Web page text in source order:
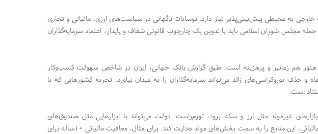
به محیطی پیش‌بینی‌پذیر نیاز دارد. نوسانات ناگهانی در سیاست‌های ارزی، مالیاتی و تجاری
مجلس شورای اسلامی باید با تدوین یک چارچوب قانونی شفاف و پایدار، اعتماد سرمایه‌گذاران
هنوز هم زمانبر و پرهزینه است. طبق گزارش بانک جهانی، ایران در شاخص سهولت کسب‌وکار
ماه و حذف بوروکراسی‌های زائد می‌تواند سرمایه‌گذاران را به میدان بیاورد. تجربه کشور‌هایی که با
غیرمولد مثل ارز و سکه برود، تورم‌زاست. دولت می‌تواند با ابزار‌هایی مثل صندوق‌های
سرمایه‌گذاری تولیدی، اوراق مشارکت پروژه‌محور و مشوق‌های مالیاتی، این منابع را به سمت بخش‌های مولد هدایت کند. برای مثال، معافیت مالیاتی ۱۰ساله برای
ترنج ● رسا